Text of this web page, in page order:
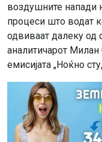
воздушните напади
процеси што водат
одвиваат далеку од
аналитичарот
емисијата „Ноќно